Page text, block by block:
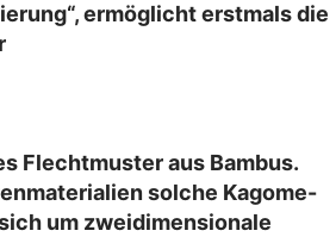
ermöglicht erstmals die
Flechtmuster aus Bambus.
solche Kagome-
um zweidimensionale